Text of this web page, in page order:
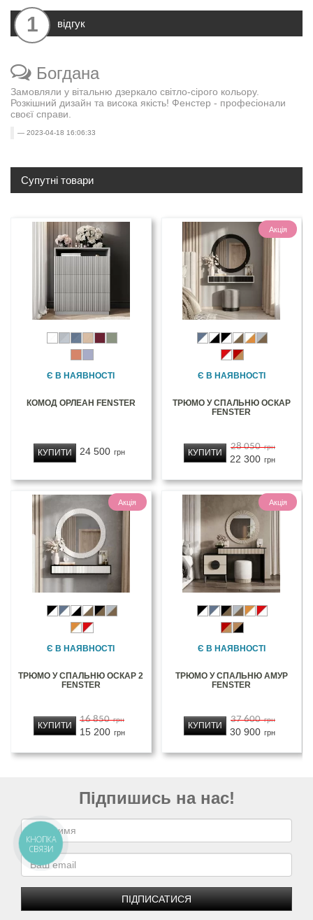
1 відгук
Богдана
Замовляли у вітальню дзеркало світло-сірого кольору.
Розкішний дизайн та висока якість! Фенстер - професіонали
своєї справи.
2023-04-18 16:06:33
Супутні товари
Є В НАЯВНОСТІ
КОМОД ОРЛЕАН FENSTER
24 500 грн
КУПИТИ
Акція
Є В НАЯВНОСТІ
ТРЮМО У СПАЛЬНЮ ОСКАР
FENSTER
28 050 грн
22 300 грн
КУПИТИ
Акція
Є В НАЯВНОСТІ
ТРЮМО У СПАЛЬНЮ ОСКАР 2
FENSTER
16 850 грн
15 200 грн
КУПИТИ
Акція
Є В НАЯВНОСТІ
ТРЮМО У СПАЛЬНЮ АМУР
FENSTER
37 600 грн
30 900 грн
КУПИТИ
Підпишись на нас!
ПІДПИСАТИСЯ
КНОПКА
СВЯЗИ